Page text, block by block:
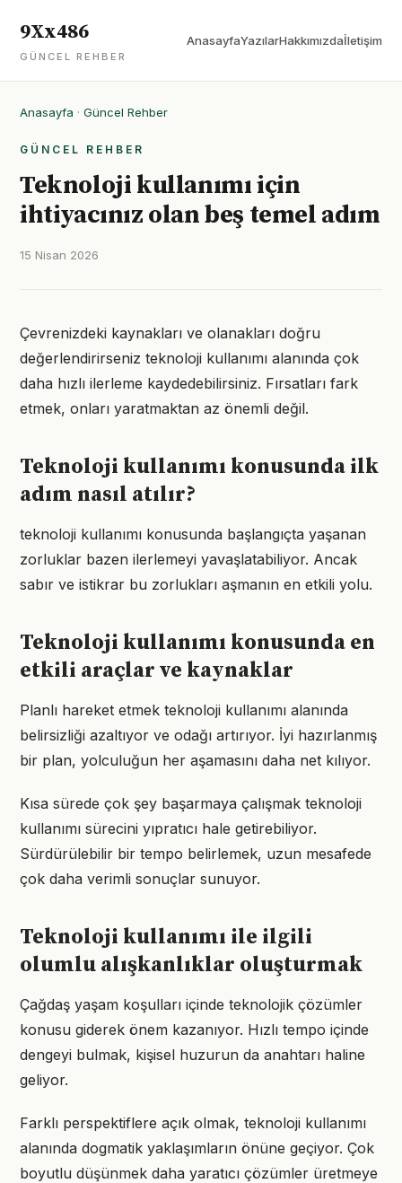
9Xx486
GÜNCEL REHBER
AnasayfaYazılarHakkımızdaİletişim
Anasayfa · Güncel Rehber
GÜNCEL REHBER
Teknoloji kullanımı için
ihtiyacınız olan beş temel adım
15 Nisan 2026
Çevrenizdeki kaynakları ve olanakları doğru
değerlendirirseniz teknoloji kullanımı alanında çok
daha hızlı ilerleme kaydedebilirsiniz. Fırsatları fark
etmek, onları yaratmaktan az önemli değil.
Teknoloji kullanımı konusunda ilk
adım nasıl atılır?
teknoloji kullanımı konusunda başlangıçta yaşanan
zorluklar bazen ilerlemeyi yavaşlatabiliyor. Ancak
sabır ve istikrar bu zorlukları aşmanın en etkili yolu.
Teknoloji kullanımı konusunda en
etkili araçlar ve kaynaklar
Planlı hareket etmek teknoloji kullanımı alanında
belirsizliği azaltıyor ve odağı artırıyor. İyi hazırlanmış
bir plan, yolculuğun her aşamasını daha net kılıyor.
Kısa sürede çok şey başarmaya çalışmak teknoloji
kullanımı sürecini yıpratıcı hale getirebiliyor.
Sürdürülebilir bir tempo belirlemek, uzun mesafede
çok daha verimli sonuçlar sunuyor.
Teknoloji kullanımı ile ilgili
olumlu alışkanlıklar oluşturmak
Çağdaş yaşam koşulları içinde teknolojik çözümler
konusu giderek önem kazanıyor. Hızlı tempo içinde
dengeyi bulmak, kişisel huzurun da anahtarı haline
geliyor.
Farklı perspektiflere açık olmak, teknoloji kullanımı
alanında dogmatik yaklaşımların önüne geçiyor. Çok
boyutlu düşünmek daha yaratıcı çözümler üretmeye